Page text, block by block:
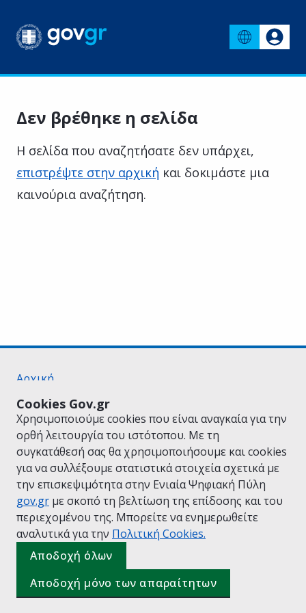
Cookies Gov.gr
Χρησιμοποιούμε cookies που είναι αναγκαία για την
ορθή λειτουργία του ιστότοπου. Με τη
συγκατάθεσή σας θα χρησιμοποιήσουμε και cookies
για να συλλέξουμε στατιστικά στοιχεία σχετικά με
την επισκεψιμότητα στην Ενιαία Ψηφιακή Πύλη
gov.gr με σκοπό τη βελτίωση της επίδοσης και του
περιεχομένου της. Μπορείτε να ενημερωθείτε
αναλυτικά για την Πολιτική Cookies.
Αποδοχή όλων
Αποδοχή μόνο των απαραίτητων
Δεν βρέθηκε η σελίδα
Η σελίδα που αναζητήσατε δεν υπάρχει,
επιστρέψτε στην αρχική και δοκιμάστε μια
καινούρια αναζήτηση.
Αρχική
Όροι Χρήσης
Πολιτική Απορρήτου
Δήλωση προσβασιμότητας
Πολιτική cookies
Προτάσεις για το gov.gr
Υλοποίηση από το Υπουργείο Ψηφιακής
Διακυβέρνησης
Ελληνικά | Αγγλικά